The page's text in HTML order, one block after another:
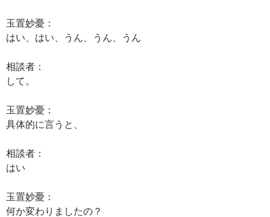
玉置妙憂：
はい、はい、うん、うん、うん
相談者：
して。
玉置妙憂：
具体的に言うと、
相談者：
はい
玉置妙憂：
何か変わりましたの？